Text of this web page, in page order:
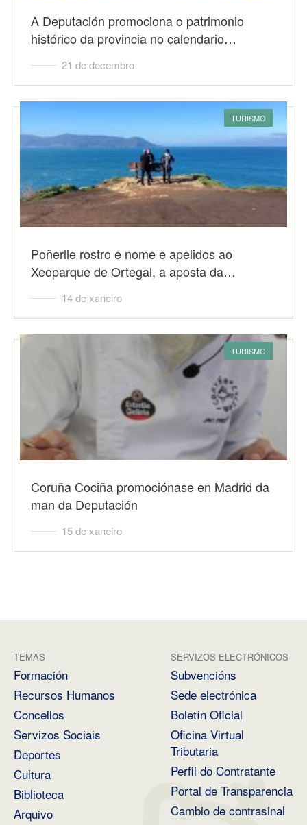
A Deputación promociona o patrimonio
histórico da provincia no calendario…
21 de decembro
TURISMO
Poñerlle rostro e nome e apelidos ao
Xeoparque de Ortegal, a aposta da…
14 de xaneiro
TURISMO
Coruña Cociña promociónase en Madrid da
man da Deputación
15 de xaneiro
TEMAS
Formación
Recursos Humanos
Concellos
Servizos Sociais
Deportes
Cultura
Biblioteca
Arquivo
SERVIZOS ELECTRÓNICOS
Subvencións
Sede electrónica
Boletín Oficial
Oficina Virtual
Tributaria
Perfil do Contratante
Portal de Transparencia
Cambio de contrasinal